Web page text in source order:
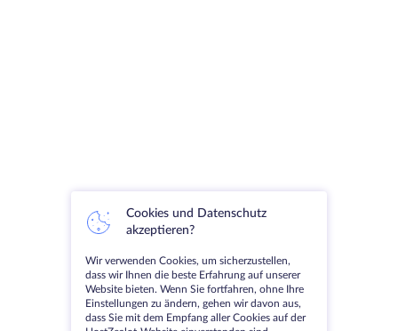
Cookies und Datenschutz
akzeptieren?
Wir verwenden Cookies, um sicherzustellen,
dass wir Ihnen die beste Erfahrung auf unserer
Website bieten. Wenn Sie fortfahren, ohne Ihre
Einstellungen zu ändern, gehen wir davon aus,
dass Sie mit dem Empfang aller Cookies auf der